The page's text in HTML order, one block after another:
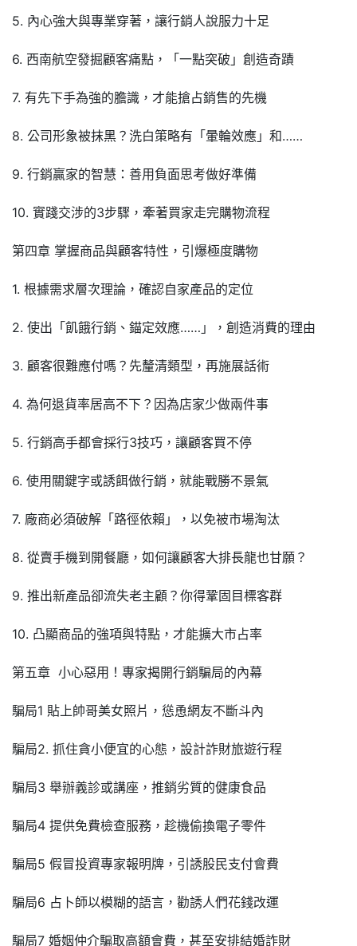
5. 內心強大與專業穿著，讓行銷人說服力十足
6. 西南航空發掘顧客痛點，「一點突破」創造奇蹟
7. 有先下手為強的膽識，才能搶占銷售的先機
8. 公司形象被抹黑？洗白策略有「暈輪效應」和……
9. 行銷贏家的智慧：善用負面思考做好準備
10. 實踐交涉的3步驟，牽著買家走完購物流程
第四章 掌握商品與顧客特性，引爆極度購物
1. 根據需求層次理論，確認自家產品的定位
2. 使出「飢餓行銷、錨定效應……」，創造消費的理由
3. 顧客很難應付嗎？先釐清類型，再施展話術
4. 為何退貨率居高不下？因為店家少做兩件事
5. 行銷高手都會採行3技巧，讓顧客買不停
6. 使用關鍵字或誘餌做行銷，就能戰勝不景氣
7. 廠商必須破解「路徑依賴」，以免被市場淘汰
8. 從賣手機到開餐廳，如何讓顧客大排長龍也甘願？
9. 推出新產品卻流失老主顧？你得鞏固目標客群
10. 凸顯商品的強項與特點，才能擴大市占率
第五章 小心惡用！專家揭開行銷騙局的內幕
騙局1 貼上帥哥美女照片，慫恿網友不斷斗內
騙局2. 抓住貪小便宜的心態，設計詐財旅遊行程
騙局3 舉辦義診或講座，推銷劣質的健康食品
騙局4 提供免費檢查服務，趁機偷換電子零件
騙局5 假冒投資專家報明牌，引誘股民支付會費
騙局6 占卜師以模糊的語言，勸誘人們花錢改運
騙局7 婚姻仲介騙取高額會費，甚至安排結婚詐財